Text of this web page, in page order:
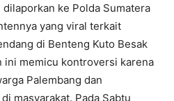
ke Polda Sumatera
yang viral terkait
di Benteng Kuto Besak
ini memicu kontroversi karena
Palembang dan
masyarakat. Pada Sabtu